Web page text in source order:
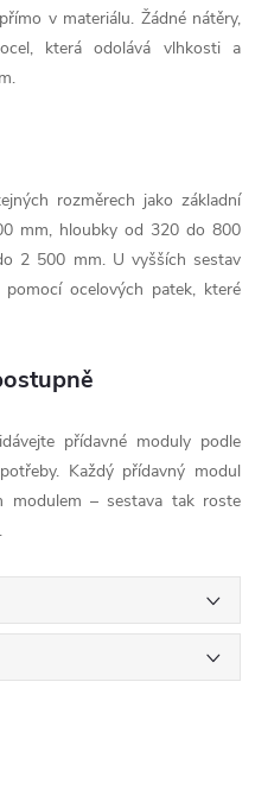
v materiálu. Žádné nátěry,
která odolává vlhkosti a
rozměrech jako základní
mm, hloubky od 320 do 800
2 500 mm. U vyšších sestav
ocelových patek, které
přídavné moduly podle
Každý přídavný modul
modulem – sestava tak roste